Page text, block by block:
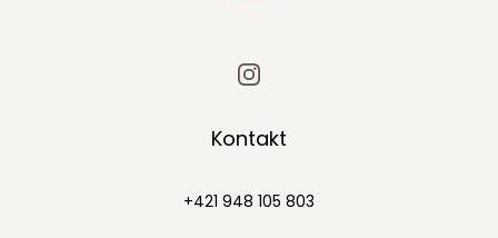
Kontakt
+421 948 105 803